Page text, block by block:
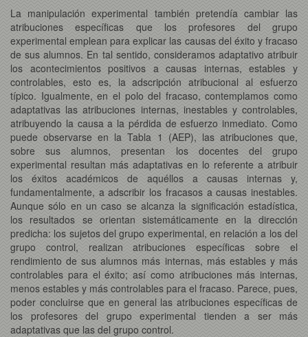
La manipulación experimental también pretendía cambiar las
atribuciones específicas que los profesores del grupo
experimental emplean para explicar las causas del éxito y fracaso
de sus alumnos. En tal sentido, consideramos adaptativo atribuir
los acontecimientos positivos a causas internas, estables y
controlables, esto es, la adscripción atribucional al esfuerzo
típico. Igualmente, en el polo del fracaso, contemplamos como
adaptativas las atribuciones internas, inestables y controlables,
atribuyendo la causa a la pérdida de esfuerzo inmediato. Como
puede observarse en la Tabla 1 (AEP), las atribuciones que,
sobre sus alumnos, presentan los docentes del grupo
experimental resultan más adaptativas en lo referente a atribuir
los éxitos académicos de aquéllos a causas internas y,
fundamentalmente, a adscribir los fracasos a causas inestables.
Aunque sólo en un caso se alcanza la significación estadística,
los resultados se orientan sistemáticamente en la dirección
predicha: los sujetos del grupo experimental, en relación a los del
grupo control, realizan atribuciones específicas sobre el
rendimiento de sus alumnos más internas, más estables y más
controlables para el éxito; así como atribuciones más internas,
menos estables y más controlables para el fracaso. Parece, pues,
poder concluirse que en general las atribuciones específicas de
los profesores del grupo experimental tienden a ser más
adaptativas que las del grupo control.